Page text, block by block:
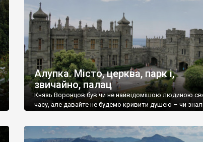
Алупка. Місто, церква, парк і,
звичайно, палац
Князь Воронцов був чи не найвідомішою людиною
часу, але давайте не будемо кривити душею – чи